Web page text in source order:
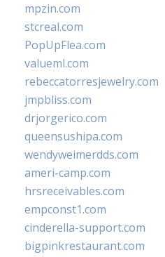
mpzin.com
stcreal.com
PopUpFlea.com
valueml.com
rebeccatorresjewelry.com
jmpbliss.com
drjorgerico.com
queensushipa.com
wendyweimerdds.com
ameri-camp.com
hrsreceivables.com
empconst1.com
cinderella-support.com
bigpinkrestaurant.com